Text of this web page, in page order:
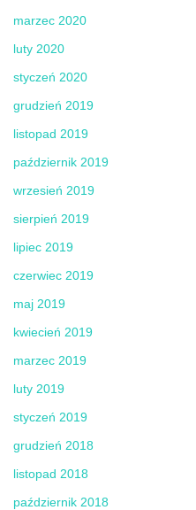
marzec 2020
luty 2020
styczeń 2020
grudzień 2019
listopad 2019
październik 2019
wrzesień 2019
sierpień 2019
lipiec 2019
czerwiec 2019
maj 2019
kwiecień 2019
marzec 2019
luty 2019
styczeń 2019
grudzień 2018
listopad 2018
październik 2018